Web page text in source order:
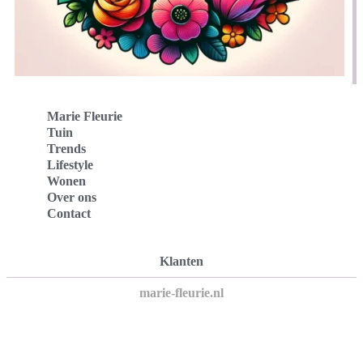
Marie Fleurie
Tuin
Trends
Lifestyle
Wonen
Over ons
Contact
Klanten
marie-fleurie.nl